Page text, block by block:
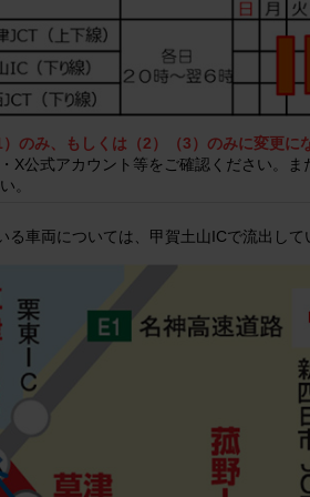
のみ、もしくは（2）（3）のみに変更に
X公式アカウント等をご確認ください。
。
車両については、甲賀土山ICで流出し